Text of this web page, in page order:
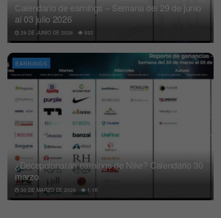
Calendario de earnings – Semana del 29 de junio
al 03 julio 2026
26 DE JUNIO DE 2026 932
EARNINGS
¿Decepcionarán earnings de Nike? Calendario 30
marzo
30 DE MARZO DE 2026 1.1K